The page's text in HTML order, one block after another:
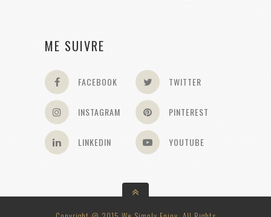
ME SUIVRE
FACEBOOK TWITTER
INSTAGRAM PINTEREST
LINKEDIN YOUTUBE